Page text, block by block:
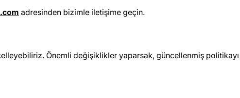
adresinden bizimle iletişime geçin.
Önemli değişiklikler yaparsak, güncellenmiş